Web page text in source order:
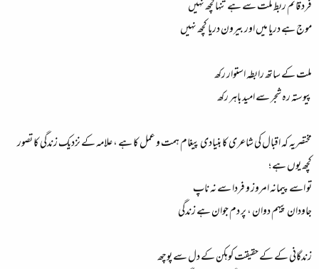
فرد قائم ربط ملت سے ہے تنہاکچھ نہیں
موج ہے دریا میں اور بیرون دریا کچھ نہیں
ملت کے ساتھ رابطہ استوار رکھ
پیوستہ رہ شجر سے امید باہر رکھ
مختصریہ کہ اقبال کی شاعری کا بنیادی پیغام ہمت و عمل کا ہے ، علامہ کے نزدیک زندگی کا تصور
کچھ یوں ہے ؛
تو اسے پیمانہ امروز و فردا سے نہ ناپ
جاودان پیہم دوان ، پر دم جوان ہے زندگی
زندگانی کے کے حقیقت کوہکن کے دل سے پوچھ